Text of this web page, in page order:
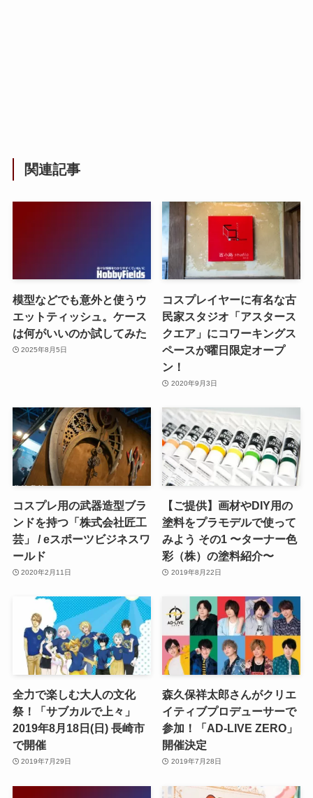
関連記事
模型などでも意外と使うウ
エットティッシュ。ケース
は何がいいのか試してみた
2025年8月5日
コスプレイヤーに有名な古
民家スタジオ「アスタース
クエア」にコワーキングス
ペースが曜日限定オープ
ン！
2020年9月3日
コスプレ用の武器造型ブラ
ンドを持つ「株式会社匠工
芸」 / eスポーツビジネスワ
ールド
2020年2月11日
【ご提供】画材やDIY用の
塗料をプラモデルで使って
みよう その1 〜ターナー色
彩（株）の塗料紹介〜
2019年8月22日
全力で楽しむ大人の文化
祭！「サブカルで上々」
2019年8月18日(日) 長崎市
で開催
2019年7月29日
森久保祥太郎さんがクリエ
イティブプロデューサーで
参加！「AD-LIVE ZERO」
開催決定
2019年7月28日